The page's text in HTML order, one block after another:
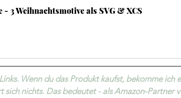
3 Weihnachtsmotive als SVG & XCS
Wenn du das Produkt kaufst, bekomme ich
sich nichts. Das bedeutet - als Amazon-Partner